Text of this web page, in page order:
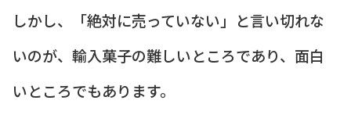
しかし、「絶対に売っていない」と言い切れな
いのが、輸入菓子の難しいところであり、面白
いところでもあります。